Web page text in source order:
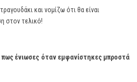
και νομίζω ότι θα είναι
στον τελικό!
πως ένιωσες όταν εμφανίστηκες μπροστά